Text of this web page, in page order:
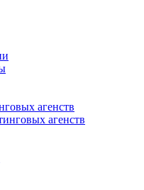
агенств
агенств